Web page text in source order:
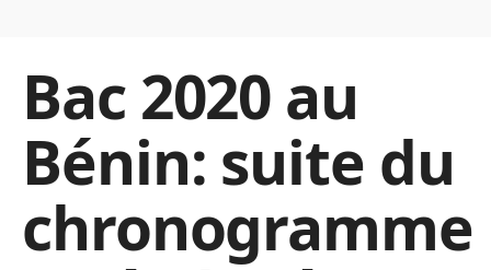
Bac 2020 au
Bénin: suite du
chronogramme